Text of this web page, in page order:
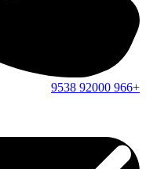
+966
92000
9538